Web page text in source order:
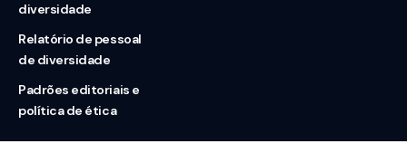
diversidade
Relatório de pessoal
de diversidade
Padrões editoriais e
política de ética